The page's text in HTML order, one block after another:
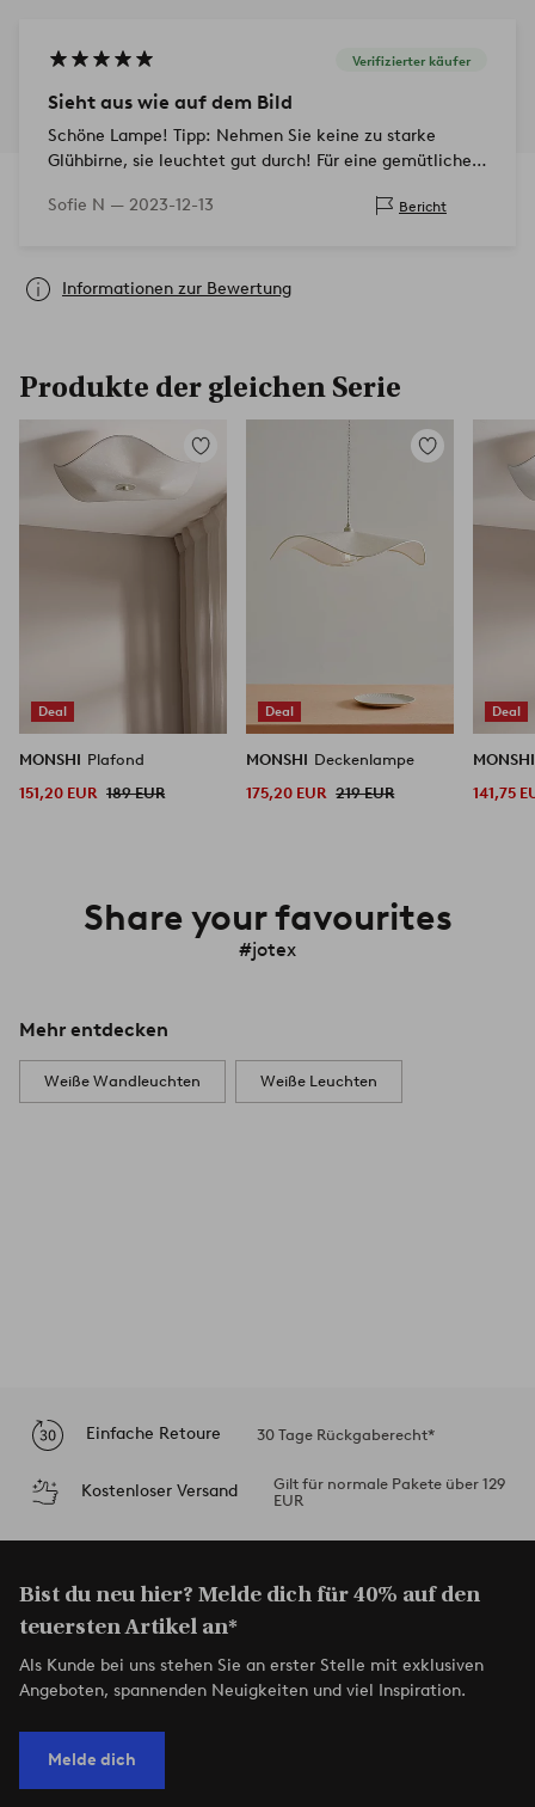
Verifizierter käufer
Sieht aus wie auf dem Bild
Schöne Lampe! Tipp: Nehmen Sie keine zu starke
Glühbirne, sie leuchtet gut durch! Für eine gemütlichere
Sofie N — 2023-12-13 Bericht
Informationen zur Bewertung
Produkte der gleichen Serie
Deal
Zu
hinzufügen
MONSHI Plafond
151,20 EUR 189 EUR
Deal
Zu
MONSHI Deckenlampe
175,20 EUR 219 EUR
Deal
141,75
Share your favourites
#jotex
Mehr entdecken
Weiße Wandleuchten Weiße Leuchten
Einfache Retoure 30 Tage Rückgaberecht*
Kostenloser Versand
Gilt für normale Pakete über 129
EUR
Bist du neu hier? Melde dich für 40% auf den
teuersten Artikel an*
Als Kunde bei uns stehen Sie an erster Stelle mit exklusiven
Angeboten, spannenden Neuigkeiten und viel Inspiration.
Melde dich